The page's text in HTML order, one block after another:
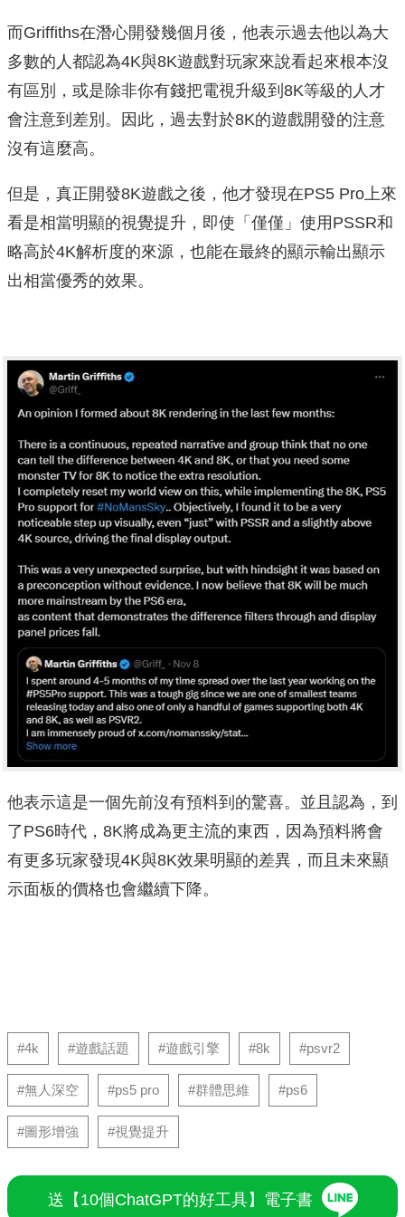
而Griffiths在潛心開發幾個月後，他表示過去他以為大
多數的人都認為4K與8K遊戲對玩家來說看起來根本沒
有區別，或是除非你有錢把電視升級到8K等級的人才
會注意到差別。因此，過去對於8K的遊戲開發的注意
沒有這麼高。
但是，真正開發8K遊戲之後，他才發現在PS5 Pro上來
看是相當明顯的視覺提升，即使「僅僅」使用PSSR和
略高於4K解析度的來源，也能在最終的顯示輸出顯示
出相當優秀的效果。
他表示這是一個先前沒有預料到的驚喜。並且認為，到
了PS6時代，8K將成為更主流的東西，因為預料將會
有更多玩家發現4K與8K效果明顯的差異，而且未來顯
示面板的價格也會繼續下降。
#4k #遊戲話題 #遊戲引擎 #8k #psvr2
#無人深空 #ps5 pro #群體思維 #ps6
#圖形增強 #視覺提升
送【10個ChatGPT的好工具】電子書